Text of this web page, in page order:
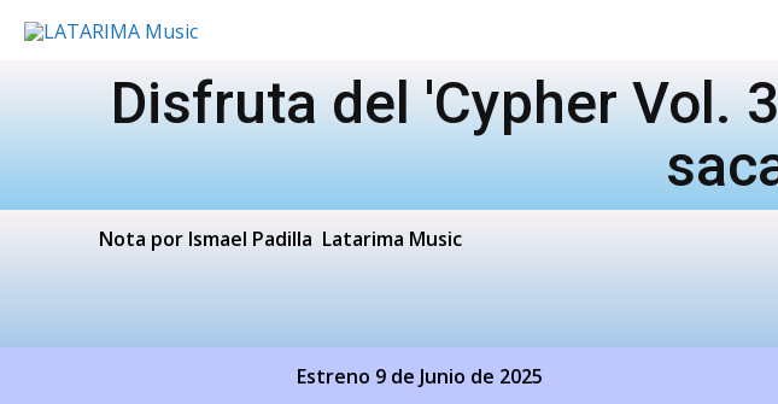
Disfruta del 'Cypher Vol.
Nota por Ismael Padilla Latarima Music
Estreno 9 de Junio de 2025